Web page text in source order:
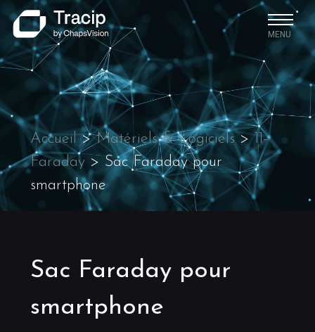
MENU
Accueil>Matériels & Logiciels>11-
Faraday> Sac Faraday pour
smartphone
Sac Faraday pour
smartphone